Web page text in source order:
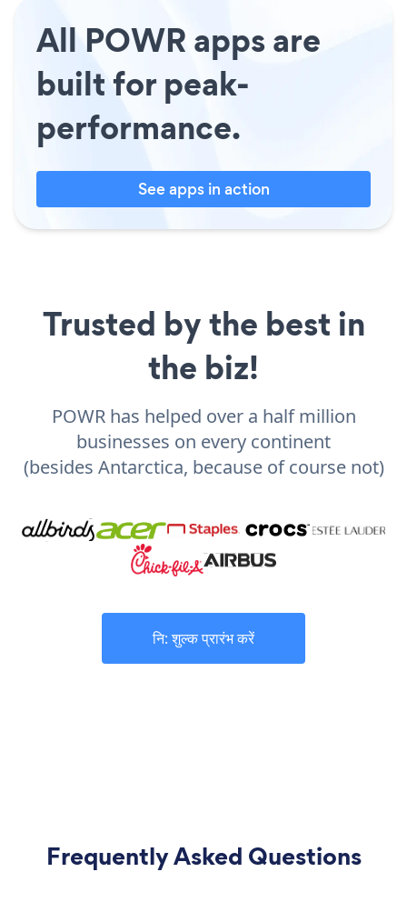
All POWR apps are
built for peak-
performance.
See apps in action
Trusted by the best in
the biz!
POWR has helped over a half million
businesses on every continent
(besides Antarctica, because of course not)
नि: शुल्क प्रारंभ करें
Frequently Asked Questions